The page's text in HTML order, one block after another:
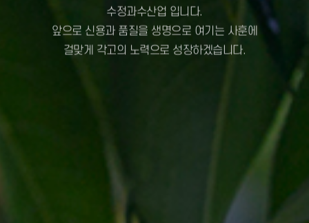
수정과수산업 입니다.
앞으로 신용과 품질을 생명으로 여기는 사훈에
걸맞게 각고의 노력으로 성장하겠습니다.